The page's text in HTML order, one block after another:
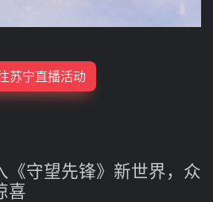
苏宁直播活动
《守望先锋》新世界，众
喜